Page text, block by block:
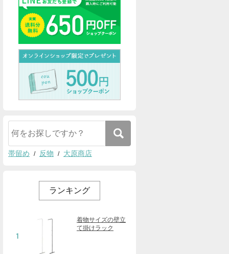
帯留め 反物 大原商店
ランキング
1
着物サイズの壁立
て掛けラック